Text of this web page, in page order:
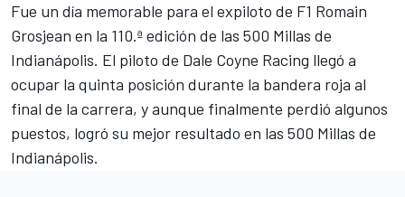
Fue un día memorable para el expiloto de F1 Romain
Grosjean en la 110.ª edición de las 500 Millas de
Indianápolis. El piloto de Dale Coyne Racing llegó a
ocupar la quinta posición durante la bandera roja al
final de la carrera, y aunque finalmente perdió algunos
puestos, logró su mejor resultado en las 500 Millas de
Indianápolis.